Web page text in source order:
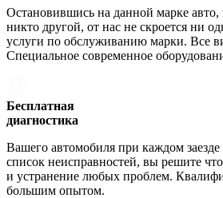
Остановившись на данной марке
никто другой, от нас не скроется ни
услуги по обслуживанию марки. Все
Специальное современное
Бесплатная
диагностика
Вашего автомобиля при каждом
список неисправностей, вы решите
и устранение любых проблем.
большим опытом.